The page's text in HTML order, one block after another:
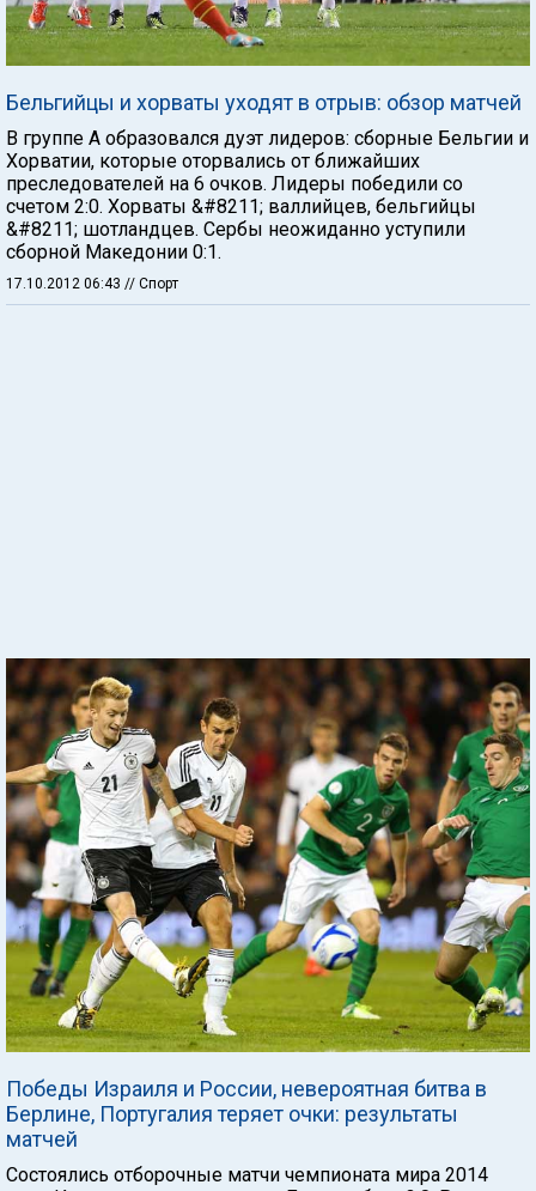
Бельгийцы и хорваты уходят в отрыв: обзор матчей
В группе А образовался дуэт лидеров: сборные Бельгии и
Хорватии, которые оторвались от ближайших
преследователей на 6 очков. Лидеры победили со
счетом 2:0. Хорваты &#8211; валлийцев, бельгийцы
&#8211; шотландцев. Сербы неожиданно уступили
сборной Македонии 0:1.
17.10.2012 06:43 // Спорт
Победы Израиля и России, невероятная битва в
Берлине, Португалия теряет очки: результаты
матчей
Состоялись отборочные матчи чемпионата мира 2014